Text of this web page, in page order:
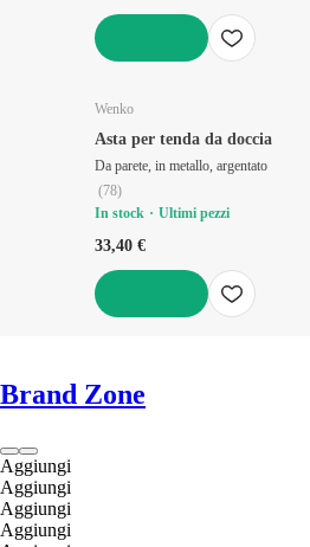
Wenko
Asta per tenda da doccia
Da parete, in metallo, argentato
(78)
In stock
Ultimi pezzi
33,40 €
Brand Zone
Aggiungi
Aggiungi
Aggiungi
Aggiungi